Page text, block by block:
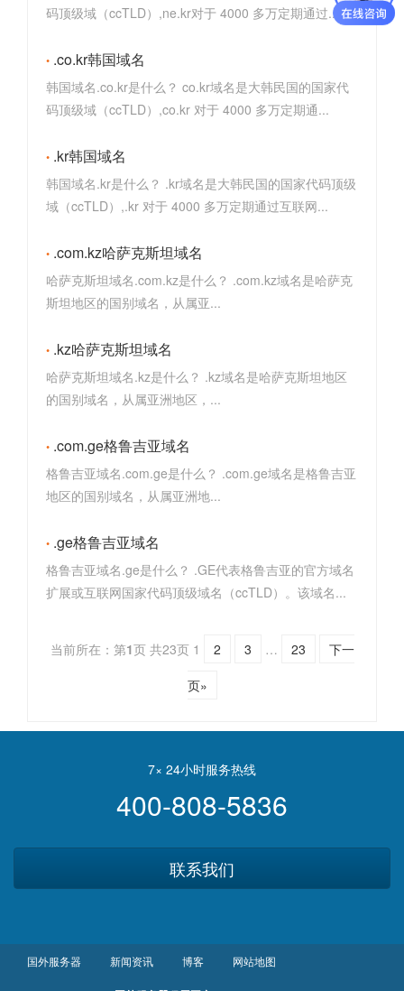
码顶级域（ccTLD）,ne.kr对于 4000 多万定期通过...
.co.kr韩国域名
韩国域名.co.kr是什么？ co.kr域名是大韩民国的国家代
码顶级域（ccTLD）,co.kr 对于 4000 多万定期通...
.kr韩国域名
韩国域名.kr是什么？ .kr域名是大韩民国的国家代码顶级
域（ccTLD）,.kr 对于 4000 多万定期通过互联网...
.com.kz哈萨克斯坦域名
哈萨克斯坦域名.com.kz是什么？ .com.kz域名是哈萨克
斯坦地区的国别域名，从属亚...
.kz哈萨克斯坦域名
哈萨克斯坦域名.kz是什么？ .kz域名是哈萨克斯坦地区
的国别域名，从属亚洲地区，...
.com.ge格鲁吉亚域名
格鲁吉亚域名.com.ge是什么？ .com.ge域名是格鲁吉亚
地区的国别域名，从属亚洲地...
.ge格鲁吉亚域名
格鲁吉亚域名.ge是什么？ .GE代表格鲁吉亚的官方域名
扩展或互联网国家代码顶级域名（ccTLD）。该域名...
当前所在：第1页 共23页 1 2 3 … 23
下一
页»
7× 24小时服务热线
400-808-5836
联系我们
国外服务器 新闻资讯 博客 网站地图